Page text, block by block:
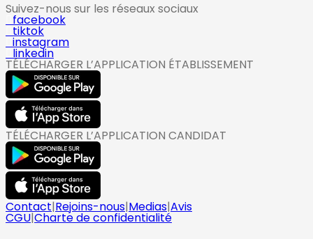
Suivez-nous sur les réseaux sociaux
facebook
tiktok
instagram
linkedin
TÉLÉCHARGER L’APPLICATION ÉTABLISSEMENT
TÉLÉCHARGER L’APPLICATION CANDIDAT
Contact|Rejoins-nous|Medias|Avis
CGU|Charte de confidentialité